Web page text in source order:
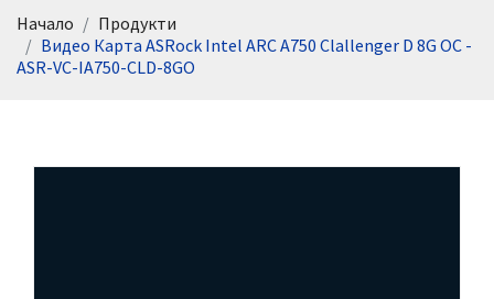
Начало
Продукти
Видео Карта ASRock Intel ARC A750 Clallenger D 8G OC -
ASR-VC-IA750-CLD-8GO